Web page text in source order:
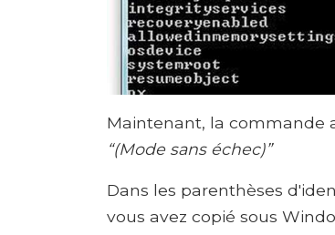
Maintenant, la commande
“(Mode sans échec)”
Dans les parenthèses
vous avez copié sous